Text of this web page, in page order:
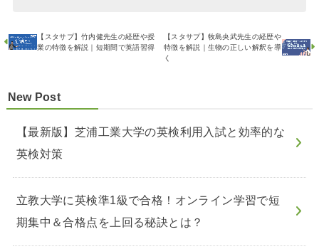
【スタサプ】竹内健先生の経歴や授
業の特徴を解説｜短期間で英語習得
【スタサプ】牧島央武先生の経歴や
特徴を解説｜生物の正しい解釈を導
く
New Post
【最新版】芝浦工業大学の英検利用入試と効率的な
英検対策
立教大学に英検準1級で合格！オンライン学習で短
期集中＆合格点を上回る秘訣とは？